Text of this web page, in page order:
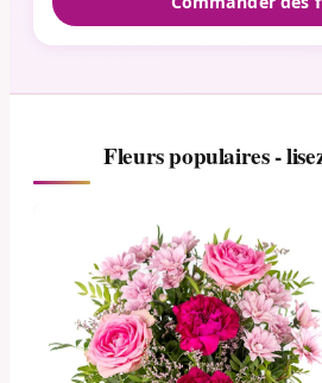
Fleurs populaires -